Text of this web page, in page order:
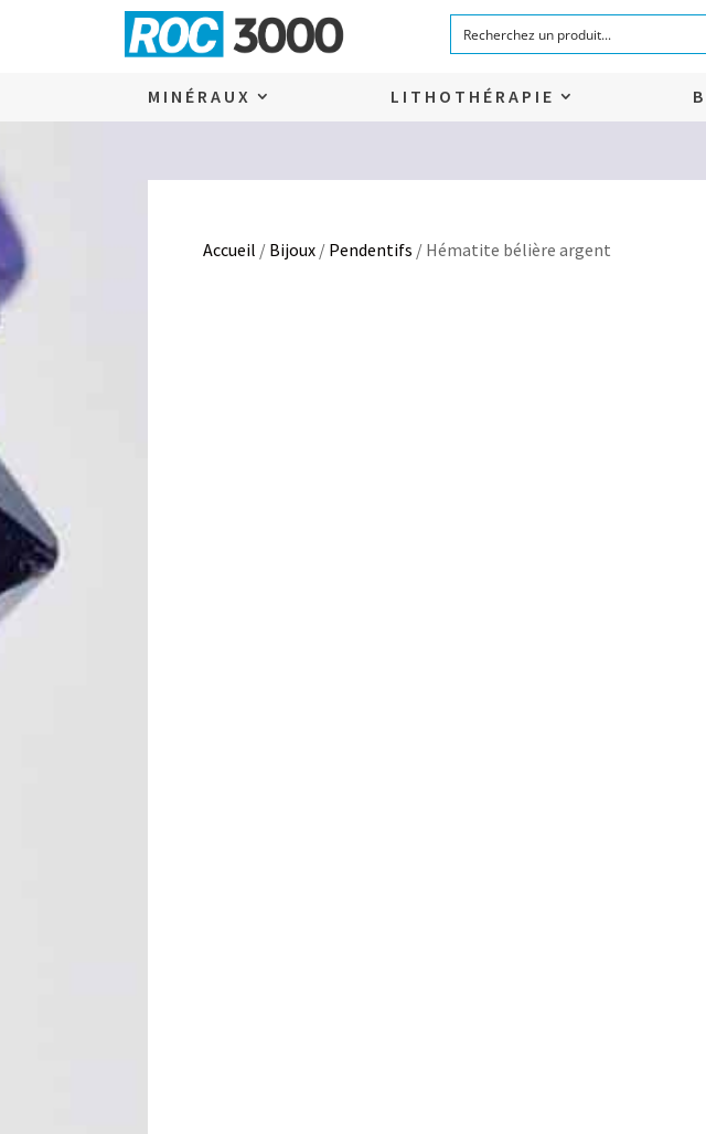
MINÉRAUX LITHOTHÉRAPIE
Accueil / Bijoux / Pendentifs / Hématite bélière argent